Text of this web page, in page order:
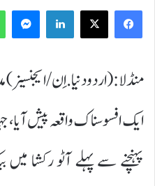
LinkedIn
منڈلا:(اردودنیا.اِن/
ایک افسوسناک واقعہ پیش
پہنچنے سے پہلے آٹو رکشا